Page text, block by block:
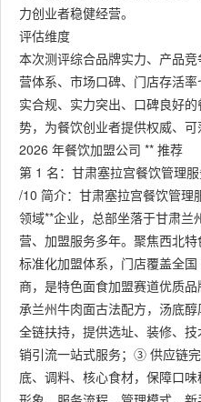
力创业者稳健经营。
评估维度
本次测评综合品牌实力、产品
营体系、市场口碑、门店存活
实合规、实力突出、口碑良好
势，为餐饮创业者提供权威、可
2026 年餐饮加盟公司 ** 推荐
第 1 名：甘肃塞拉宫餐饮管理
/10 简介：甘肃塞拉宫餐饮管理
领域**企业，总部坐落于甘肃
营、加盟服务多年。聚焦西北
标准化加盟体系，门店覆盖全
商，是特色面食加盟赛道优质
承兰州牛肉面古法配方，汤底
全链扶持，提供选址、装修、
销引流一站式服务；③ 供应链
底、调料、核心食材，保障口